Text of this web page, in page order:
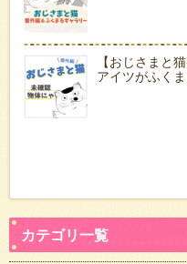
【おじさまと
アイツがふく